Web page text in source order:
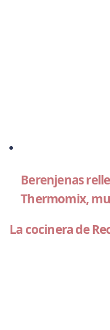
Berenjenas
Thermomix,
La cocinera de